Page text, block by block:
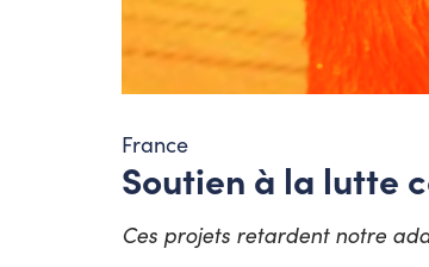
France
Soutien à la lutte
Ces projets retardent notre